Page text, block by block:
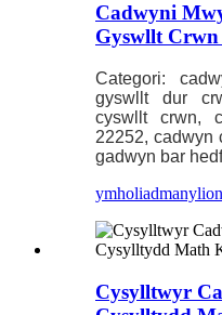
Cadwyni
Gyswllt
Categori:
gyswllt dur
cyswllt crwn,
22252, cadwyn
gadwyn bar
ymholiadmanylion
Cysylltwyr